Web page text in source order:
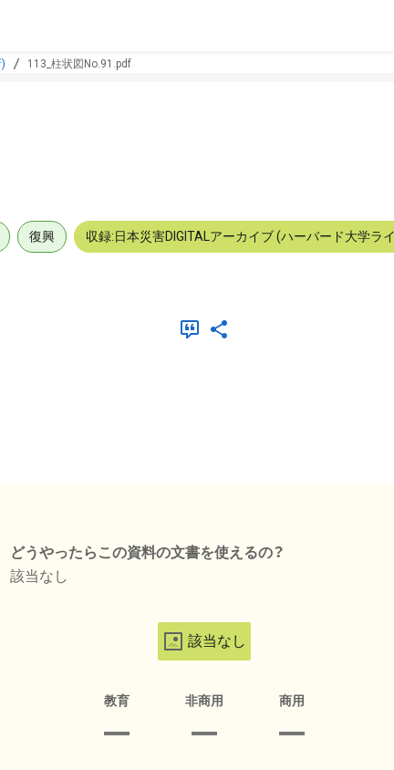
113_柱状図No.91.pdf
復興 収録:日本災害DIGITALアーカイブ (ハーバード大学ラ
どうやったらこの資料の文書を使えるの？
該当なし
該当なし
教育 非商用 商用